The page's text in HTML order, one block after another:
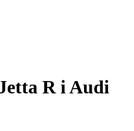
R i Audi